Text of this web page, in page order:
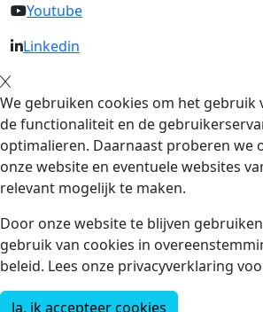
Youtube
Linkedin
We gebruiken cookies om het gebruik
de functionaliteit en de
optimalieren. Daarnaast proberen we
onze website en eventuele websites
relevant mogelijk te maken.
Door onze website te blijven
gebruik van cookies in
beleid. Lees onze privacyverklaring
Ja, ik accepteer cookies